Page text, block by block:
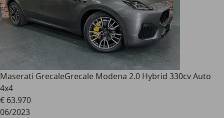
Maserati GrecaleGrecale Modena 2.0 Hybrid 330cv Auto
4x4
€ 63.970
06/2023